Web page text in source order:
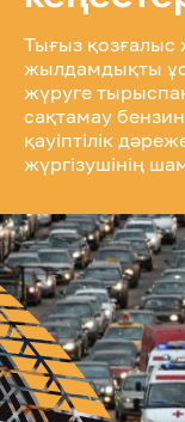
Тығыз қозғалыс
жылдамдықты
жүруге
сақтамау
қауіптілік
жүргізушінің